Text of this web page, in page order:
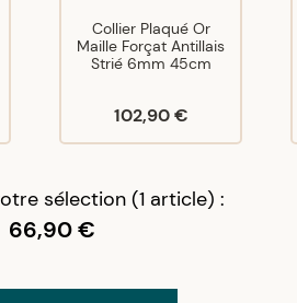
Collier Plaqué Or
Maille Forçat Antillais
Strié 6mm 45cm
102,90 €
sélection (1 article) :
66,90 €